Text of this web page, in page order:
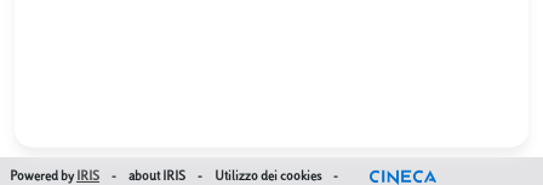
Powered by IRIS - about IRIS - Utilizzo dei cookies -